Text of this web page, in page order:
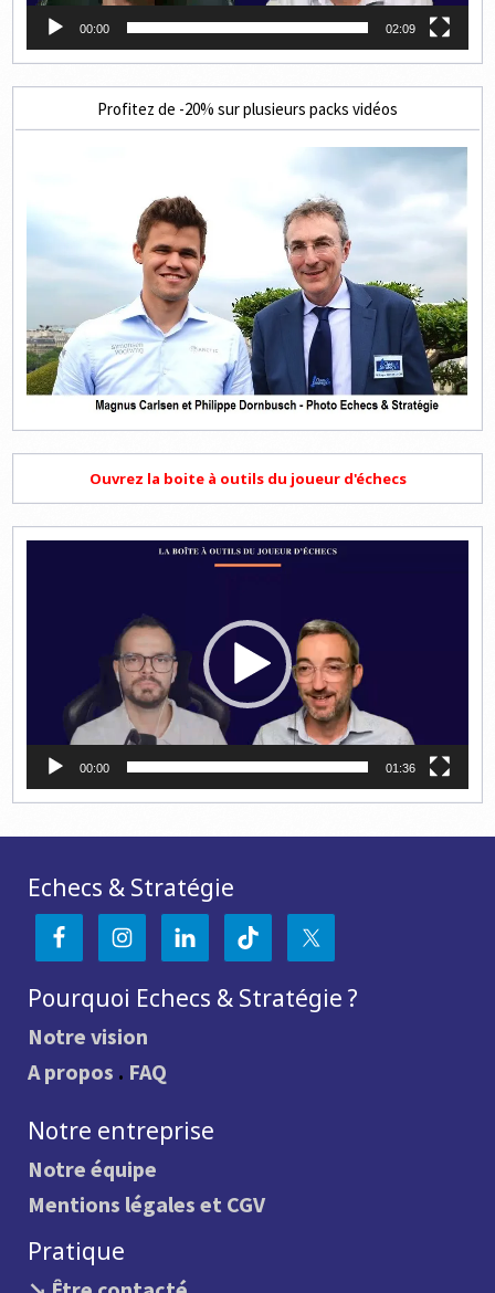
00:00 02:09
Profitez de -20% sur plusieurs packs vidéos
Ouvrez la boite à outils du joueur d'échecs
00:00 01:36
Echecs & Stratégie
Pourquoi Echecs & Stratégie ?
Notre vision
A propos . FAQ
Notre entreprise
Notre équipe
Mentions légales et CGV
Pratique